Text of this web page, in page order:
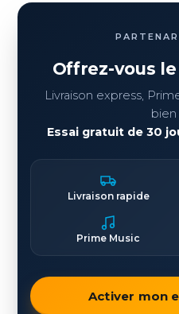
Offrez-vous
Livraison express,
bien
Essai gratuit de 30
Livraison rapide
Prime Music
Activer mon